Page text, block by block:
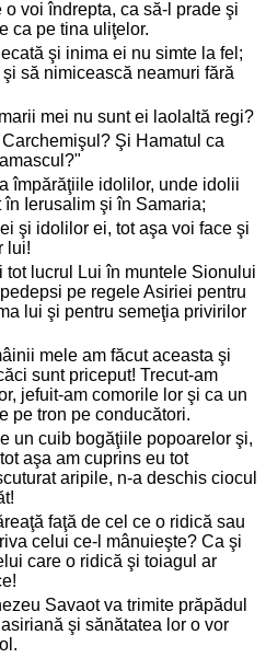
voi îndrepta, ca să-l prade şi
ca pe tina uliţelor.
şi inima ei nu simte la fel;
să nimicească neamuri fără
mei nu sunt ei laolaltă regi?
Şi Hamatul ca
împărăţiile idolilor, unde idolii
Ierusalim şi în Samaria;
şi idolilor ei, tot aşa voi face şi
lui!
tot lucrul Lui în muntele Sionului
pe regele Asiriei pentru
lui şi pentru semeţia privirilor
mele am făcut aceasta şi
sunt priceput! Trecut-am
jefuit-am comorile lor şi ca un
pe tron pe conducători.
un cuib bogăţiile popoarelor şi,
aşa am cuprins eu tot
aripile, n-a deschis ciocul
faţă de cel ce o ridică sau
celui ce-l mânuieşte? Ca şi
care o ridică şi toiagul ar
Savaot va trimite prăpădul
şi sănătatea lor o vor